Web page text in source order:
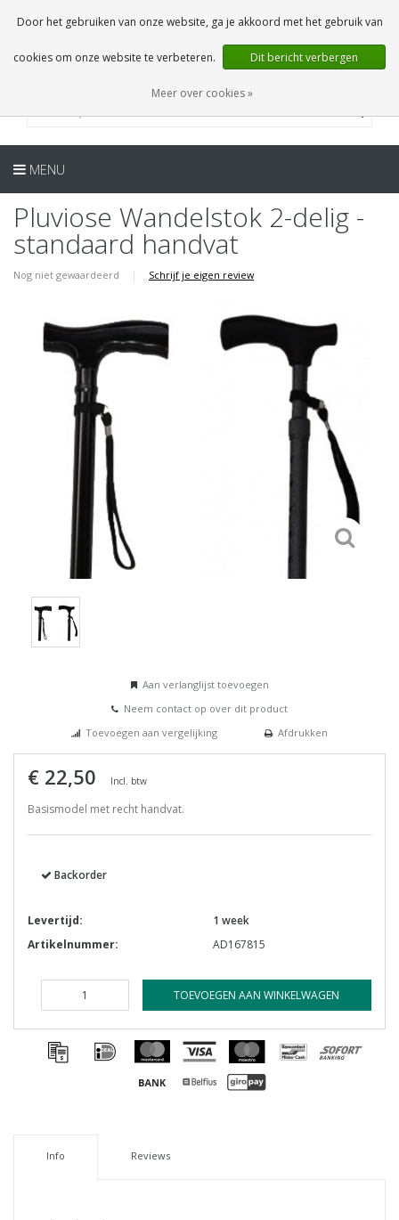
0 Artikelen
NL
MENU
Pluviose Wandelstok 2-delig -
standaard handvat
Nog niet gewaardeerd | Schrijf je eigen review
Aan verlanglijst toevoegen
Neem contact op over dit product
Toevoegen aan vergelijking
Afdrukken
€ 22,50 Incl. btw
Basismodel met recht handvat.
Backorder
Levertijd:
1 week
Artikelnummer:
AD167815
TOEVOEGEN AAN WINKELWAGEN
Info Reviews
Door het gebruiken van onze website, ga je akkoord met het gebruik van
cookies om onze website te verbeteren. Dit bericht verbergen
Meer over cookies »